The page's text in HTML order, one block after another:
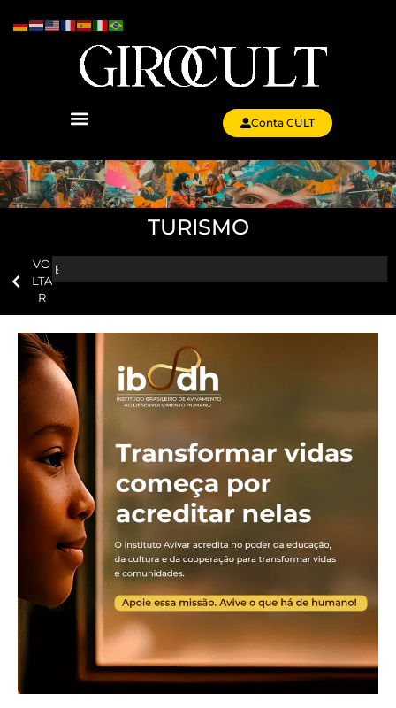
Conta CULT
TURISMO
VO
LTA
R